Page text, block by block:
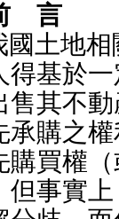
言
國土地
得基於
售其不
承購之
購買權
但事實